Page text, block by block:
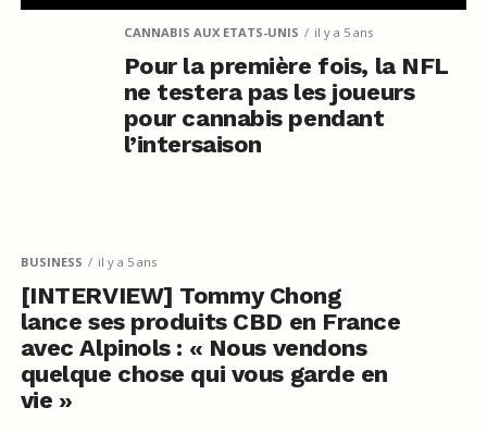
CANNABIS AUX ETATS-UNIS il y a 5 ans
Pour la première fois, la NFL
ne testera pas les joueurs
pour cannabis pendant
l’intersaison
BUSINESS il y a 5 ans
[INTERVIEW] Tommy Chong
lance ses produits CBD en France
avec Alpinols : « Nous vendons
quelque chose qui vous garde en
vie »